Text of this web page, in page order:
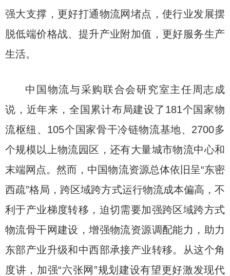
强大支撑，更好打通物流网堵点，使行业发展摆
脱低端价格战、提升产业附加值，更好服务生产
生活。
中国物流与采购联合会研究室主任周志成
说，近年来，全国累计布局建设了181个国家物
流枢纽、105个国家骨干冷链物流基地、2700多
个规模以上物流园区，还有大量城市物流中心和
末端网点。然而，中国物流资源总体依旧呈“东密
西疏”格局，跨区域跨方式运行物流成本偏高，不
利于产业梯度转移，迫切需要加强跨区域跨方式
物流骨干网建设，增强物流资源调配能力，助力
东部产业升级和中西部承接产业转移。从这个角
度讲，加强“六张网”规划建设有望更好激发现代